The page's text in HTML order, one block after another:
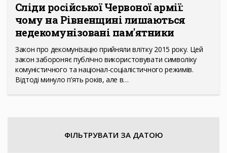
Сліди російської Червоної армії:
чому на Рівненщині лишаються
недекомунізовані пам'ятники
Закон про декомунізацію прийняли влітку 2015 року. Цей
закон забороняє публічно використовувати символіку
комуністичного та націонал-соціалістичного режимів.
Відтоді минуло п’ять років, але в…
ФІЛЬТРУВАТИ ЗА ДАТОЮ